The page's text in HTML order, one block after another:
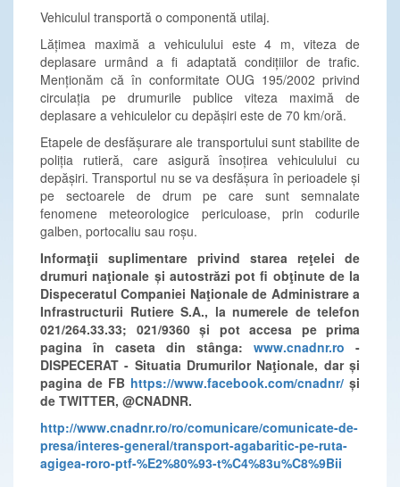
Vehiculul transportă o componentă utilaj.
Lățimea maximă a vehiculului este 4 m, viteza de
deplasare urmând a fi adaptată condițiilor de trafic.
Menționăm că în conformitate OUG 195/2002 privind
circulația pe drumurile publice viteza maximă de
deplasare a vehiculelor cu depășiri este de 70 km/oră.
Etapele de desfășurare ale transportului sunt stabilite de
poliția rutieră, care asigură însoțirea vehiculului cu
depășiri. Transportul nu se va desfășura în perioadele și
pe sectoarele de drum pe care sunt semnalate
fenomene meteorologice periculoase, prin codurile
galben, portocaliu sau roșu.
Informaţii suplimentare privind starea reţelei de
drumuri naţionale și autostrăzi pot fi obţinute de la
Dispeceratul Companiei Naţionale de Administrare a
Infrastructurii Rutiere S.A., la numerele de telefon
021/264.33.33; 021/9360 și pot accesa pe prima
pagina în caseta din stânga: www.cnadnr.ro -
DISPECERAT - Situatia Drumurilor Naţionale, dar și
pagina de FB https://www.facebook.com/cnadnr/ și
de TWITTER, @CNADNR.
http://www.cnadnr.ro/ro/comunicare/comunicate-de-
presa/interes-general/transport-agabaritic-pe-ruta-
agigea-roro-ptf-%E2%80%93-t%C4%83u%C8%9Bii